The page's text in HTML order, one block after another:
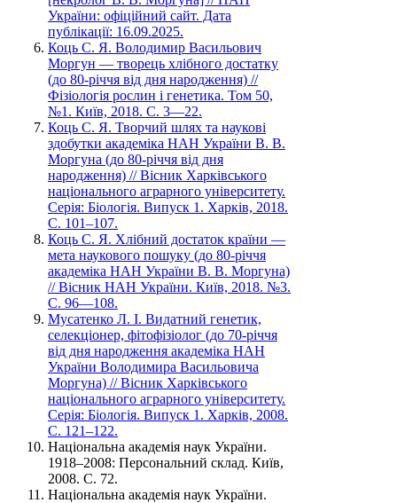
України: офіційний сайт. Дата
публікації: 16.09.2025.
Коць С. Я. Володимир Васильович
Моргун — творець хлібного достатку
(до 80-річчя від дня народження) //
Фізіологія рослин і генетика. Том 50,
№1. Київ, 2018. С. 3—22.
Коць С. Я. Творчий шлях та наукові
здобутки академіка НАН України В. В.
Моргуна (до 80-річчя від дня
народження) // Вісник Харківського
національного аграрного університету.
Серія: Біологія. Випуск 1. Харків, 2018.
С. 101–107.
Коць С. Я. Хлібний достаток країни —
мета наукового пошуку (до 80-річчя
академіка НАН України В. В. Моргуна)
// Вісник НАН України. Київ, 2018. №3.
С. 96—108.
Мусатенко Л. І. Видатний генетик,
селекціонер, фітофізіолог (до 70-річчя
від дня народження академіка НАН
України Володимира Васильовича
Моргуна) // Вісник Харківського
національного аграрного університету.
Серія: Біологія. Випуск 1. Харків, 2008.
С. 121–122.
Національна академія наук України.
1918–2008: Персональний склад. Київ,
2008. С. 72.
Національна академія наук України.